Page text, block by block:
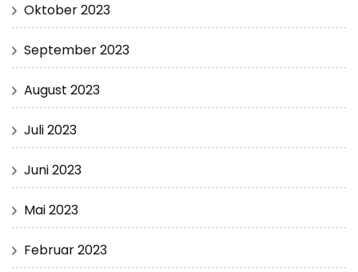
Oktober 2023
September 2023
August 2023
Juli 2023
Juni 2023
Mai 2023
Februar 2023